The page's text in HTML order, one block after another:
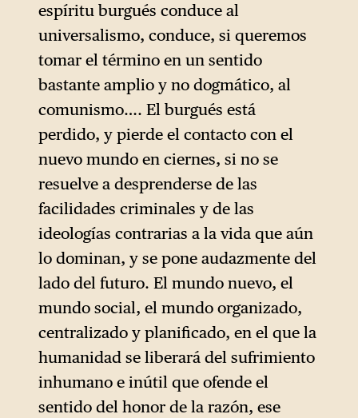
espíritu burgués conduce al
universalismo, conduce, si queremos
tomar el término en un sentido
bastante amplio y no dogmático, al
comunismo…. El burgués está
perdido, y pierde el contacto con el
nuevo mundo en ciernes, si no se
resuelve a desprenderse de las
facilidades criminales y de las
ideologías contrarias a la vida que aún
lo dominan, y se pone audazmente del
lado del futuro. El mundo nuevo, el
mundo social, el mundo organizado,
centralizado y planificado, en el que la
humanidad se liberará del sufrimiento
inhumano e inútil que ofende el
sentido del honor de la razón, ese